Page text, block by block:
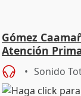
Gómez
Atención
Sonido